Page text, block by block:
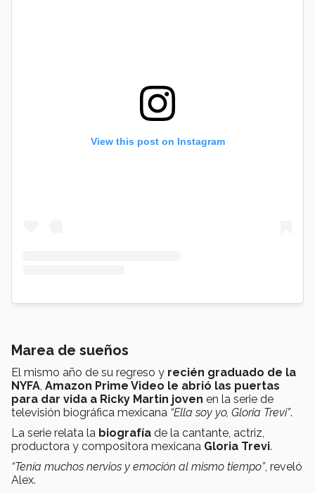
View this post on Instagram
Marea de sueños
El mismo año de su regreso y recién graduado de la
NYFA, Amazon Prime Video le abrió las puertas
para dar vida a Ricky Martin joven en la serie de
televisión biográfica mexicana “Ella soy yo, Gloria Trevi”.
La serie relata la biografía de la cantante, actriz,
productora y compositora mexicana Gloria Trevi.
“Tenía muchos nervios y emoción al mismo tiempo”, reveló
Alex.